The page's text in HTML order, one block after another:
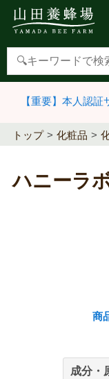
【重要】本人認
トップ 化粧品
ハニーラ
商
成分・